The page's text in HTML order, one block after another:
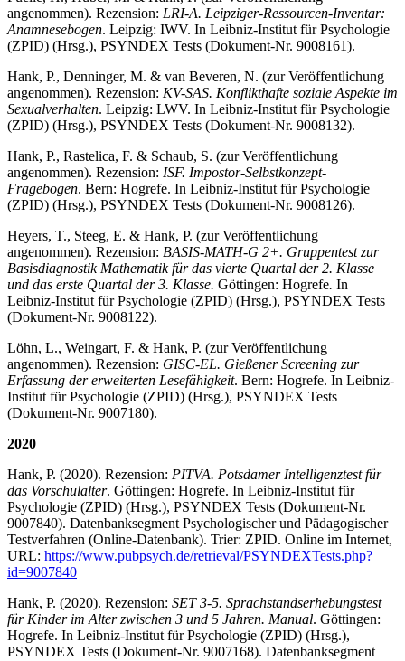
angenommen). Rezension: LRI-A. Leipziger-Ressourcen-Inventar:
Anamnesebogen. Leipzig: IWV. In Leibniz-Institut für Psychologie
(ZPID) (Hrsg.), PSYNDEX Tests (Dokument-Nr. 9008161).
Hank, P., Denninger, M. & van Beveren, N. (zur Veröffentlichung
angenommen). Rezension: KV-SAS. Konflikthafte soziale Aspekte im
Sexualverhalten. Leipzig: LWV. In Leibniz-Institut für Psychologie
(ZPID) (Hrsg.), PSYNDEX Tests (Dokument-Nr. 9008132).
Hank, P., Rastelica, F. & Schaub, S. (zur Veröffentlichung
angenommen). Rezension: ISF. Impostor-Selbstkonzept-
Fragebogen. Bern: Hogrefe. In Leibniz-Institut für Psychologie
(ZPID) (Hrsg.), PSYNDEX Tests (Dokument-Nr. 9008126).
Heyers, T., Steeg, E. & Hank, P. (zur Veröffentlichung
angenommen). Rezension: BASIS-MATH-G 2+. Gruppentest zur
Basisdiagnostik Mathematik für das vierte Quartal der 2. Klasse
und das erste Quartal der 3. Klasse. Göttingen: Hogrefe. In
Leibniz-Institut für Psychologie (ZPID) (Hrsg.), PSYNDEX Tests
(Dokument-Nr. 9008122).
Löhn, L., Weingart, F. & Hank, P. (zur Veröffentlichung
angenommen). Rezension: GISC-EL. Gießener Screening zur
Erfassung der erweiterten Lesefähigkeit. Bern: Hogrefe. In Leibniz-
Institut für Psychologie (ZPID) (Hrsg.), PSYNDEX Tests
(Dokument-Nr. 9007180).
2020
Hank, P. (2020). Rezension: PITVA. Potsdamer Intelligenztest für
das Vorschulalter. Göttingen: Hogrefe. In Leibniz-Institut für
Psychologie (ZPID) (Hrsg.), PSYNDEX Tests (Dokument-Nr.
9007840). Datenbanksegment Psychologischer und Pädagogischer
Testverfahren (Online-Datenbank). Trier: ZPID. Online im Internet,
URL: https://www.pubpsych.de/retrieval/PSYNDEXTests.php?
id=9007840
Hank, P. (2020). Rezension: SET 3-5. Sprachstandserhebungstest
für Kinder im Alter zwischen 3 und 5 Jahren. Manual. Göttingen:
Hogrefe. In Leibniz-Institut für Psychologie (ZPID) (Hrsg.),
PSYNDEX Tests (Dokument-Nr. 9007168). Datenbanksegment